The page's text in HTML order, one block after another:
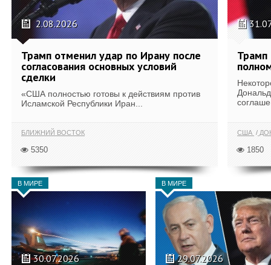
2.08.2026
Трамп отменил удар по Ирану после
согласования основных условий
сделки
«США полностью готовы к действиям против
Исламской Республики Иран...
БЛИЖНИЙ ВОСТОК
5350
Трамп
США
1850
В МИРЕ
30.07.2026
В МИРЕ
29.07.2026